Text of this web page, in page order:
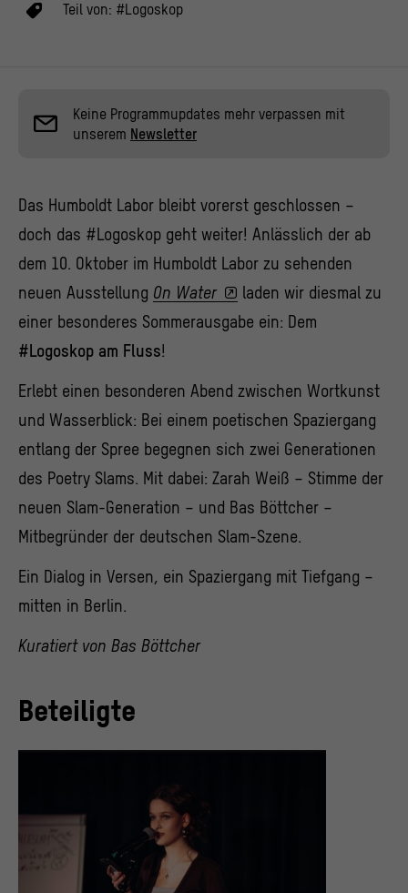
Teil von: #Logoskop
Keine Programmupdates mehr verpassen mit
unserem Newsletter
Das Humboldt Labor bleibt vorerst geschlossen –
doch das #Logoskop geht weiter! Anlässlich der ab
dem 10. Oktober im Humboldt Labor zu sehenden
neuen Ausstellung On Water
laden wir diesmal zu
einer besonderes Sommerausgabe ein: Dem
#Logoskop am Fluss!
Erlebt einen besonderen Abend zwischen Wortkunst
und Wasserblick: Bei einem poetischen Spaziergang
entlang der Spree begegnen sich zwei Generationen
des Poetry Slams. Mit dabei: Zarah Weiß – Stimme der
neuen Slam-Generation – und Bas Böttcher –
Mitbegründer der deutschen Slam-Szene.
Ein Dialog in Versen, ein Spaziergang mit Tiefgang –
mitten in Berlin.
Kuratiert von Bas Böttcher
Beteiligte